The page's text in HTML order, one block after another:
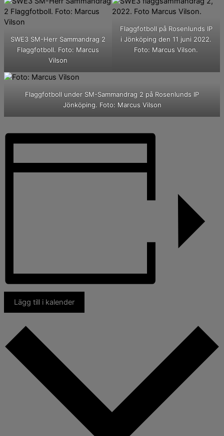
SWE3 SM-Herr Sammandrag 2
Flaggfotboll. Foto: Marcus
Vilson
Flaggfotboll på Rosenlunds IP
i Jönköping den 11 juni 2022.
Foto: Marcus Vilson.
Flaggfotboll under SM-Sammandrag 2 på Rosenlunds IP
Jönköping. Foto: Marcus Vilson
Lägg till i kalender